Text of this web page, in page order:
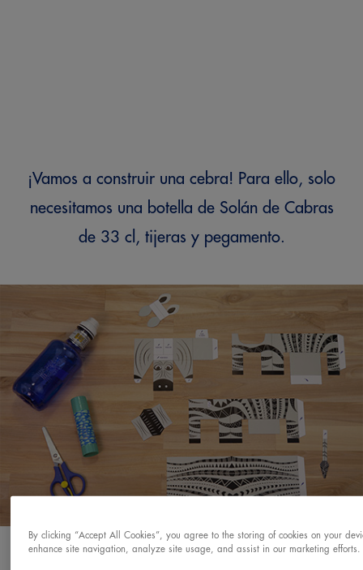
¡Vamos a construir una cebra! Para ello, solo
necesitamos una botella de Solán de Cabras
de 33 cl, tijeras y pegamento.
By clicking “Accept All Cookies”, you agree to the storing of cookies on your
enhance site navigation, analyze site usage, and assist in our marketing efforts.